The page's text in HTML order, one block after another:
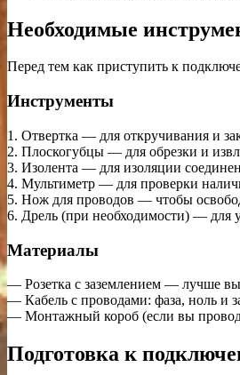
Необходимые
Перед тем как приступить к
Инструменты
1. Отвертка — для откручивания и
2. Плоскогубцы — для обрезки и
3. Изолента — для изоляции
4. Мультиметр — для проверки
5. Нож для проводов — чтобы
6. Дрель (при необходимости) — для
Материалы
— Розетка с заземлением — лучше
— Кабель с проводами: фаза, ноль и
— Монтажный короб (если вы
Подготовка к